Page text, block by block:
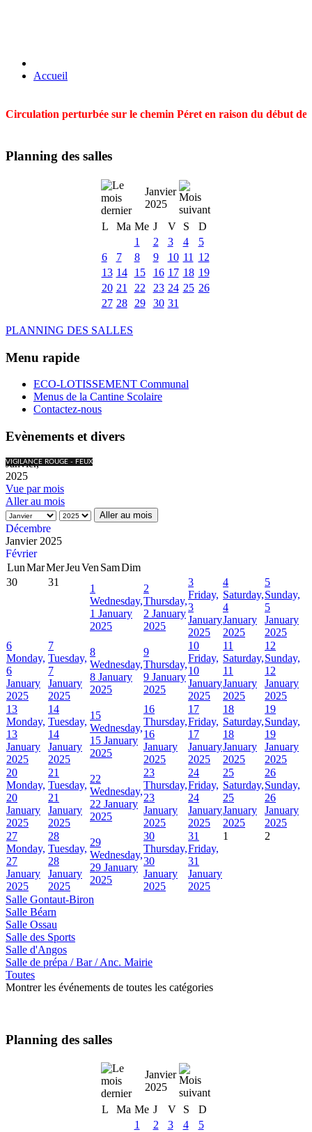
Accueil
Circulation perturbée sur le chemin Péret en raison du début
Planning des salles
Janvier
2025
L
Ma Me J V S
D
1
2 3 4
5
6
7 8 9 10 11
12
13 14 15 16 17 18 19
20 21 22 23 24 25 26
27 28 29 30 31
PLANNING DES SALLES
Menu rapide
ECO-LOTISSEMENT Communal
Menus de la Cantine Scolaire
Contactez-nous
Evènements et divers
VIGILANCE ROUGE - FEUX
Janvier,
2025
Vue par mois
Aller au mois
Aller au mois
Décembre
Janvier 2025
Février
LunMarMerJeuVen SamDim
30
31
1
Wednesday,
1 January
2025
2
Thursday,
2 January
2025
3
Friday,
3
January
2025
4
Saturday,
4
January
2025
5
Sunday,
5
January
2025
6
Monday,
6
January
2025
7
Tuesday,
7
January
2025
8
Wednesday,
8 January
2025
9
Thursday,
9 January
2025
10
Friday,
10
January
2025
11
Saturday,
11
January
2025
12
Sunday,
12
January
2025
13
Monday,
13
January
2025
14
Tuesday,
14
January
2025
15
Wednesday,
15 January
2025
16
Thursday,
16
January
2025
17
Friday,
17
January
2025
18
Saturday,
18
January
2025
19
Sunday,
19
January
2025
20
Monday,
20
January
2025
21
Tuesday,
21
January
2025
22
Wednesday,
22 January
2025
23
Thursday,
23
January
2025
24
Friday,
24
January
2025
25
Saturday,
25
January
2025
26
Sunday,
26
January
2025
27
Monday,
27
January
2025
28
Tuesday,
28
January
2025
29
Wednesday,
29 January
2025
30
Thursday,
30
January
2025
31
Friday,
31
January
2025
1 2
Salle Gontaut-Biron
Salle Béarn
Salle Ossau
Salle des Sports
Salle d'Angos
Salle de prépa / Bar / Anc. Mairie
Toutes
Montrer les événements de toutes les catégories
Planning des salles
Janvier
2025
L
Ma Me J V S
D
1
2 3 4
5